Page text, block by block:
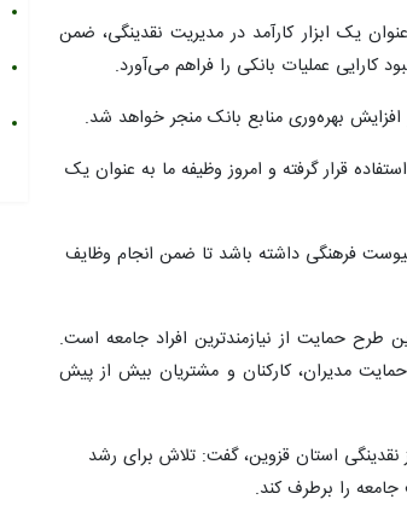
یک ابزار کارآمد در مدیریت نقدینگی، ضمن
عملیات بانکی را فراهم می‌آورد.
بهره‌وری منابع بانک منجر خواهد شد.
قرار گرفته و امروز وظیفه ما به عنوان یک
فرهنگی داشته باشد تا ضمن انجام وظایف
طرح حمایت از نیازمندترین افراد جامعه است.
حمایت مدیران، کارکنان و مشتریان بیش از پیش
نیز در این مراسم با اشاره به سهم ۱۰.۶درصدی بانک از نقدینگی استان قزوین، گفت: تلاش برای رشد
جامعه را برطرف کند.